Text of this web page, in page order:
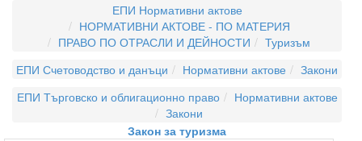
ЕПИ Нормативни актове
НОРМАТИВНИ АКТОВЕ - ПО МАТЕРИЯ
ПРАВО ПО ОТРАСЛИ И ДЕЙНОСТИ
Туризъм
ЕПИ Счетоводство и данъци
Нормативни актове
Закони
ЕПИ Търговско и облигационно право
Нормативни актове
Закони
Закон за туризма